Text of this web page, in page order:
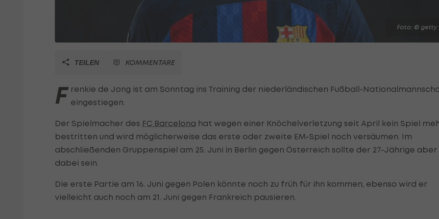
Foto: © getty
TEILEN KOMMENTARE
F renkie de Jong ist am Sonntag ins Training der niederländischen Fußball-
eingestiegen.
Der Spielmacher des FC Barcelona hat wegen einer Knöchelverletzung seit April kein Spiel
bestritten und wird möglicherweise das erste oder zweite EM-Spiel noch versäumen. Im
abschließenden Gruppenspiel am 25. Juni in Berlin gegen Österreich sollte der 27-Jährige aber
dabei sein.
Die erste Partie am 16. Juni gegen Polen könnte noch zu früh für ihn kommen, ebenso wird er
vielleicht auch noch am 21. Juni gegen Frankreich pausieren.